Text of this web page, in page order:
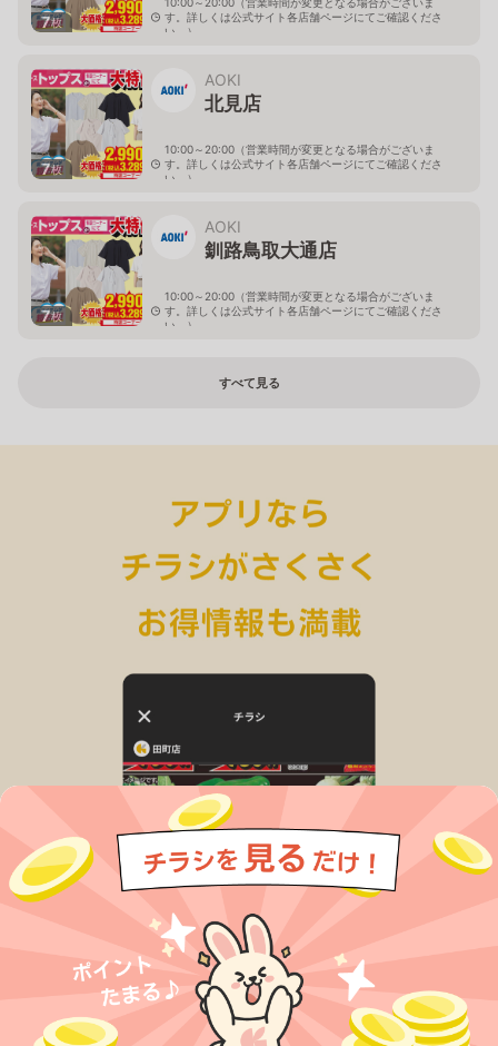
7枚
す。詳しくは公式サイト各店舗ページにてご確認くださ
い。）
7枚
AOKI
北見店
10:00～20:00（営業時間が変更となる場合がございま
す。詳しくは公式サイト各店舗ページにてご確認くださ
い。）
7枚
AOKI
釧路鳥取大通店
10:00～20:00（営業時間が変更となる場合がございま
す。詳しくは公式サイト各店舗ページにてご確認くださ
い。）
すべて見る